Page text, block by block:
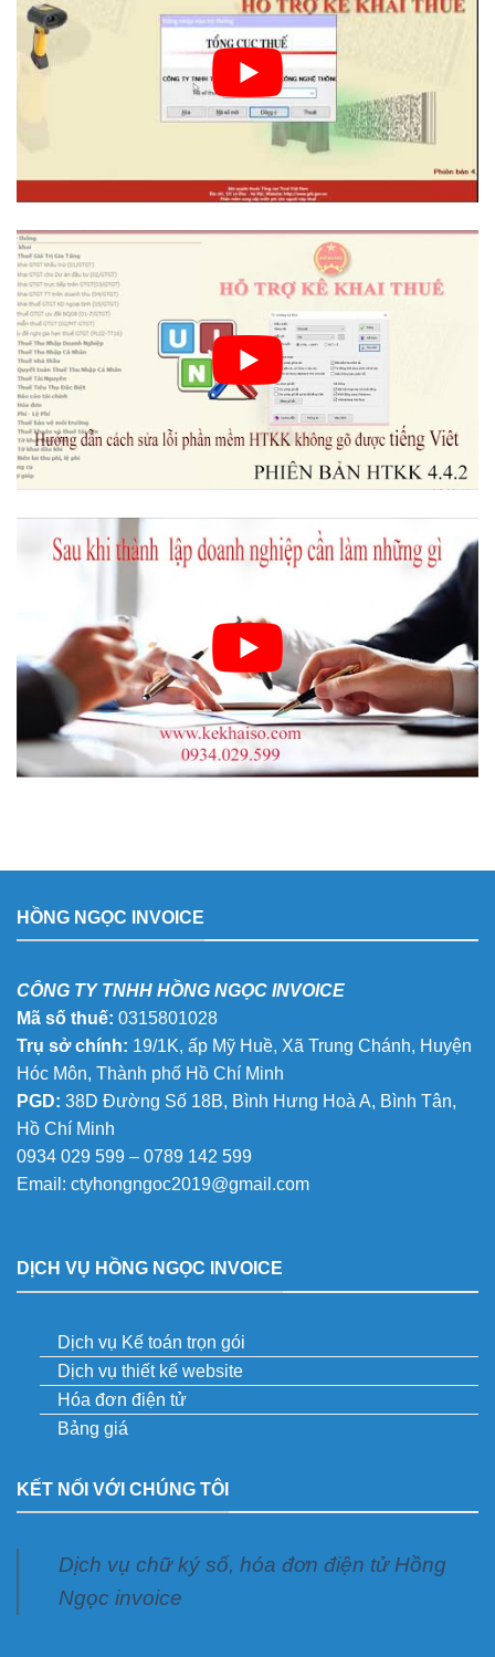
HỒNG NGỌC INVOICE
CÔNG TY TNHH HỒNG NGỌC INVOICE
Mã số thuế: 0315801028
Trụ sở chính: 19/1K, ấp Mỹ Huề, Xã Trung Chánh, Huyện
Hóc Môn, Thành phố Hồ Chí Minh
PGD: 38D Đường Số 18B, Bình Hưng Hoà A, Bình Tân,
Hồ Chí Minh
0934 029 599 – 0789 142 599
Email: ctyhongngoc2019@gmail.com
DỊCH VỤ HỒNG NGỌC INVOICE
Dịch vụ Kế toán trọn gói
Dịch vụ thiết kế website
Hóa đơn điện tử
Bảng giá
KẾT NỐI VỚI CHÚNG TÔI
Dịch vụ chữ ký số, hóa đơn điện tử Hồng
Ngọc invoice